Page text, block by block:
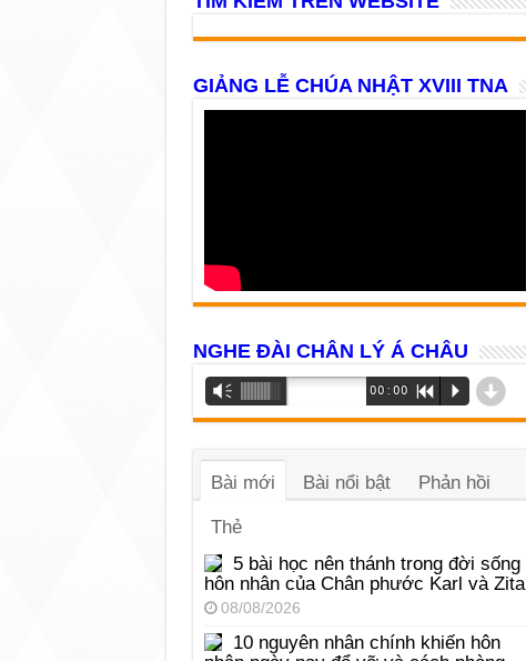
GIẢNG LỄ CHÚA NHẬT XVIII TNA
NGHE ĐÀI CHÂN LÝ Á CHÂU
Trình
phát
âm
Vm 00:00 R P d
Bài mới Bài nổi bật Phản hồi
Thẻ
5 bài học nên thánh trong đời sống
hôn nhân của Chân phước Karl và Zita
08/08/2026
10 nguyên nhân chính khiến hôn